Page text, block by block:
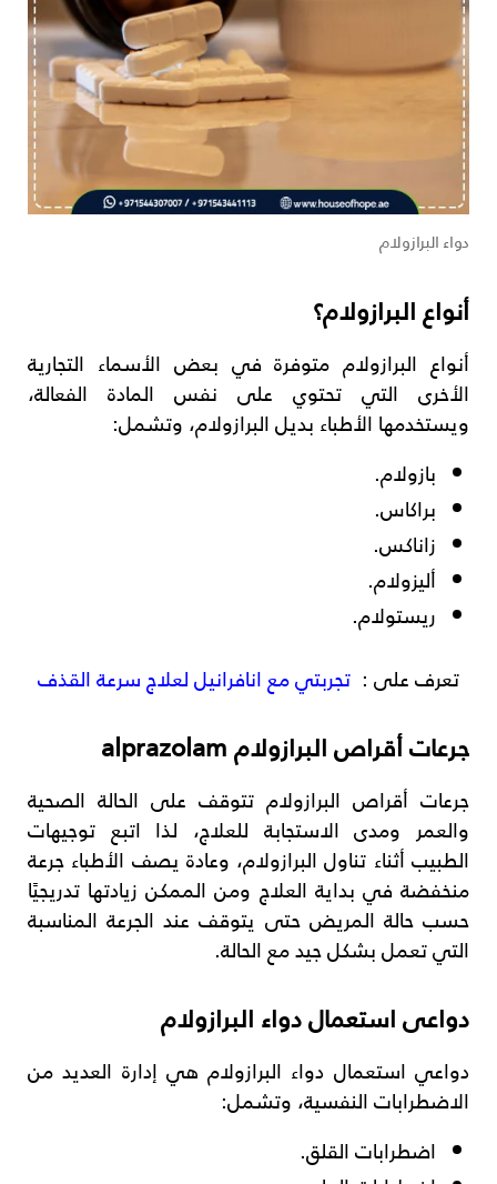
دواء البرازولام
أنواع البرازولام؟
أنواع البرازولام متوفرة في بعض الأسماء التجارية
الأخرى التي تحتوي على نفس المادة الفعالة،
ويستخدمها الأطباء بديل البرازولام، وتشمل:
بازولام.
براكاس.
زاناكس.
أليزولام.
ريستولام.
تعرف على : تجربتي مع انافرانيل لعلاج سرعة القذف
جرعات أقراص البرازولام alprazolam
جرعات أقراص البرازولام تتوقف على الحالة الصحية
والعمر ومدى الاستجابة للعلاج، لذا اتبع توجيهات
الطبيب أثناء تناول البرازولام، وعادة يصف الأطباء جرعة
منخفضة في بداية العلاج ومن الممكن زيادتها تدريجيًا
حسب حالة المريض حتى يتوقف عند الجرعة المناسبة
التي تعمل بشكل جيد مع الحالة.
دواعى استعمال دواء البرازولام
دواعي استعمال دواء البرازولام هي إدارة العديد من
الاضطرابات النفسية، وتشمل:
اضطرابات القلق.